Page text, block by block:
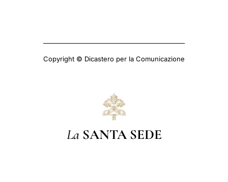
Copyright © Dicastero per la Comunicazione
La SANTA SEDE